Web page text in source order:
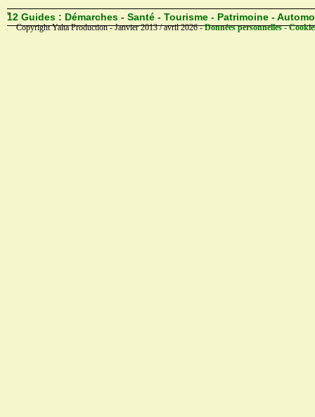
12 Guides : Démarches - Santé - Tourisme - Patrimoine -
Copyright Yalta Production - Janvier 2013 / avril 2026 -Données personnelles -